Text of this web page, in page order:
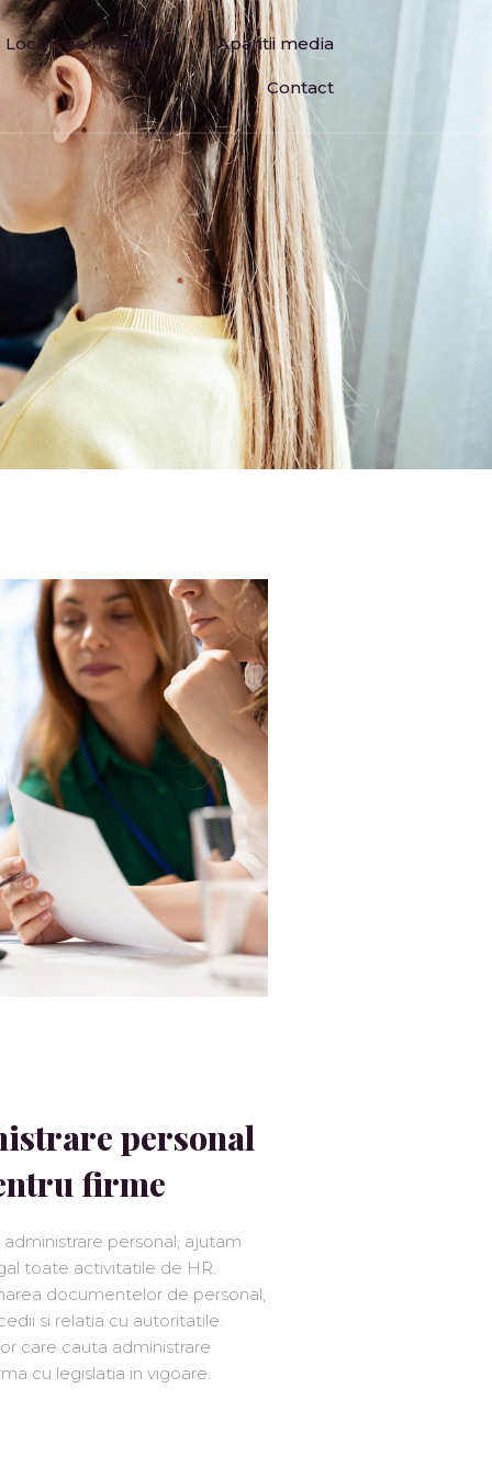
Locuri de munca Aparitii media
Contact
personal
firme
personal, ajutam
toate activitatile de HR.
documentelor de personal,
si relatia cu autoritatile.
care cauta administrare
cu legislatia in vigoare.